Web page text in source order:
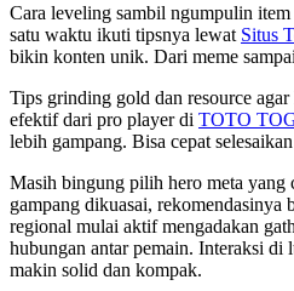
Cara leveling sambil ngumpulin
satu waktu ikuti tipsnya lewat Situs
bikin konten unik. Dari meme
Tips grinding gold dan resource
efektif dari pro player di TOTO
lebih gampang. Bisa cepat
Masih bingung pilih hero meta yang
gampang dikuasai, rekomendasinya
regional mulai aktif mengadakan
hubungan antar pemain. Interaksi di
makin solid dan kompak.